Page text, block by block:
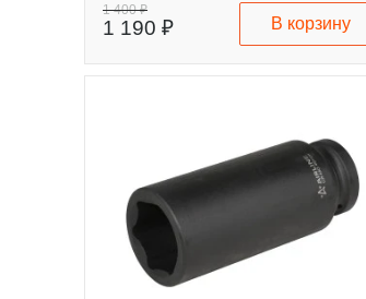
1 400 ₽
1 190 ₽ В корзину